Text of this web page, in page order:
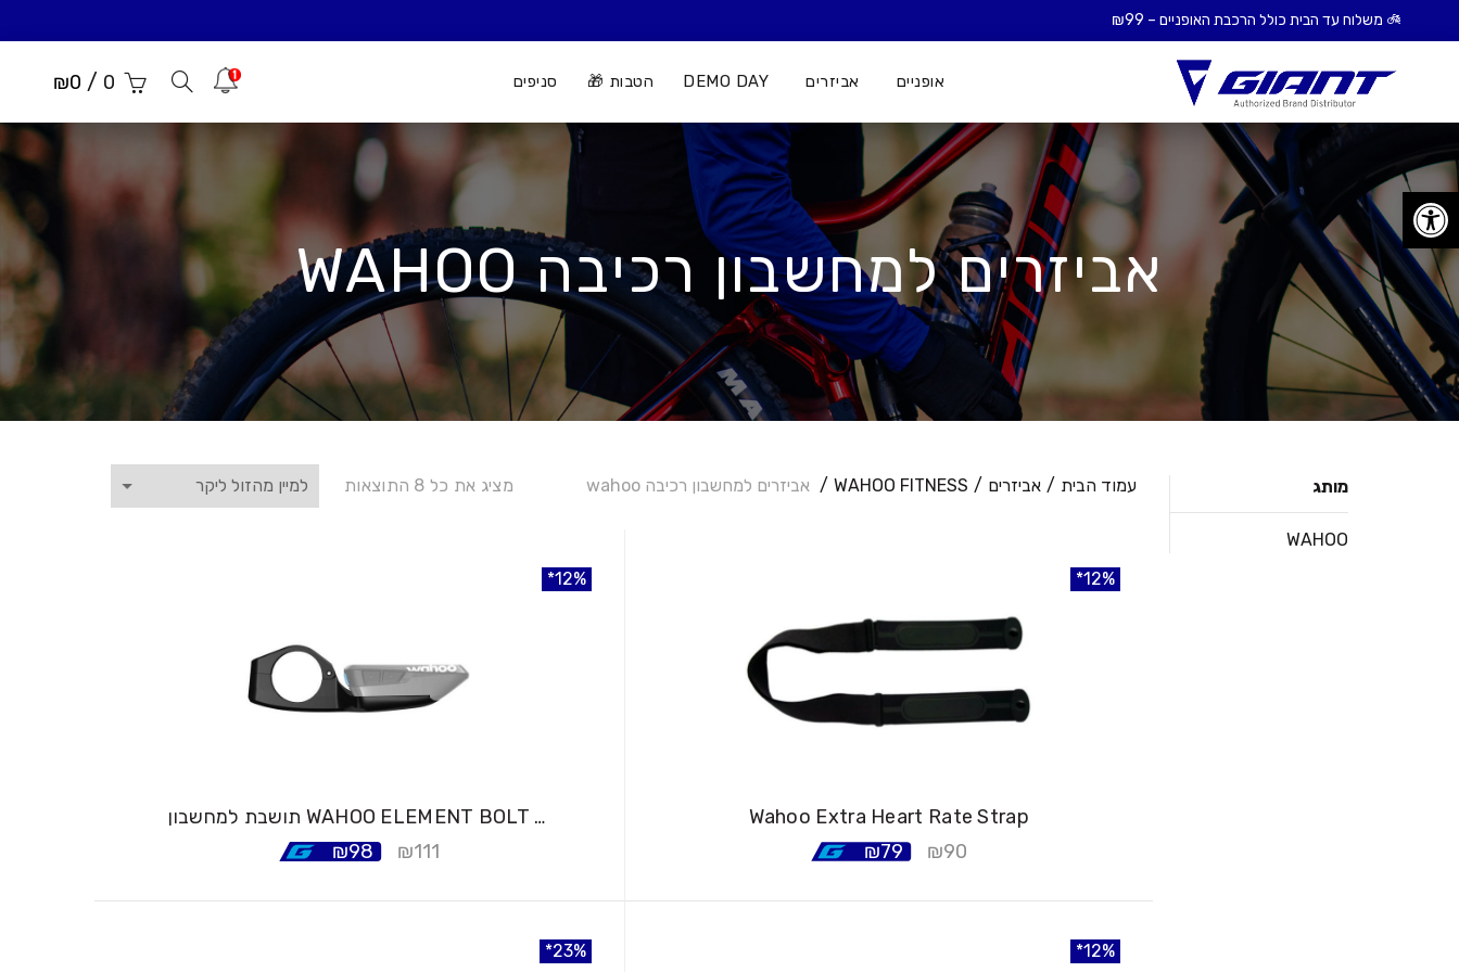
פתח סרגל נגישות
אופניים אביזרים DEMO DAY הטבות 🎁 סניפים הודעות 0
/
₪0
אביזרים למחשבון רכיבה WAHOO
עמוד הבית אביזרים WAHOO FITNESS אביזרים למחשבון רכיבה wahoo מציג את כל 8 התוצאות
12%
12%
Wahoo Extra Heart Rate Strap
₪90
₪79
12%
12%
תושבת למחשבון WAHOO ELEMENT BOLT AERO
₪111
₪98
12%
12%
23%
23%
מותג
WAHOO